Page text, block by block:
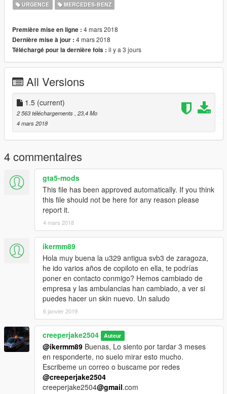
URGENCE MERCEDES-BENZ
Première mise en ligne : 4 mars 2018
Dernière mise à jour : 4 mars 2018
Téléchargé pour la dernière fois : il y a 3 jours
All Versions
1.5 (current)
2 563 téléchargements , 23,4 Mo
4 mars 2018
4 commentaires
gta5-mods
This file has been approved automatically. If you think
this file should not be here for any reason please
report it.
4 mars 2018
ikermm89
Hola muy buena la u329 antigua svb3 de zaragoza,
he ido varios años de copiloto en ella, te podrías
poner en contacto conmigo? Hemos cambiado de
empresa y las ambulancias han cambiado, a ver si
puedes hacer un skin nuevo. Un saludo
6 janvier 2019
creeperjake2504 Auteur
@ikermm89 Buenas, Lo siento por tardar 3 meses
en responderte, no suelo mirar esto mucho.
Escribeme un correo o buscame por redes
@creeperjake2504
creeperjake2504@gmail.com